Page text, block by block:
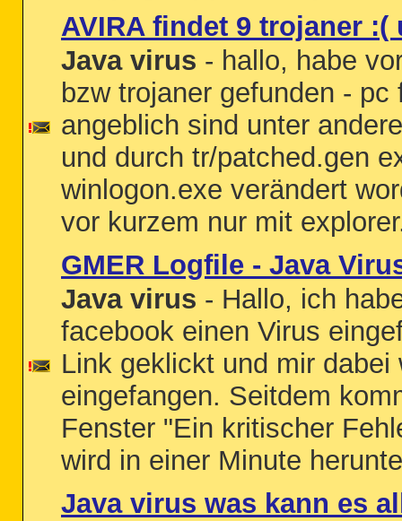
AVIRA findet 9 trojaner :(
Java virus - hallo, habe
bzw trojaner gefunden -
angeblich sind unter
und durch tr/patched.gen
winlogon.exe verändert
vor kurzem nur mit
GMER Logfile - Java
Java virus - Hallo, ich
facebook einen Virus
Link geklickt und mir
eingefangen. Seitdem
Fenster "Ein kritischer
wird in einer Minute
Java virus was kann es